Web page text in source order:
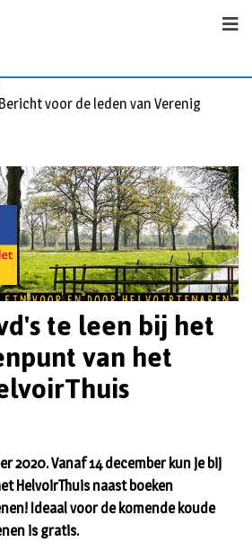
Valse collecte KVW
te leen bij het
van het
2020. Vanaf 14 december kun je bij
HelvoirThuis naast boeken
Ideaal voor de komende koude
is gratis.